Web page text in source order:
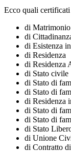
Ecco quali certificati
di Matrimonio
di
di Esistenza
di Residenza
di Residenza
di Stato civile
di Stato di
di Stato di
di Residenza
di Stato di
di Stato di
di Stato
di Unione
di Contratto